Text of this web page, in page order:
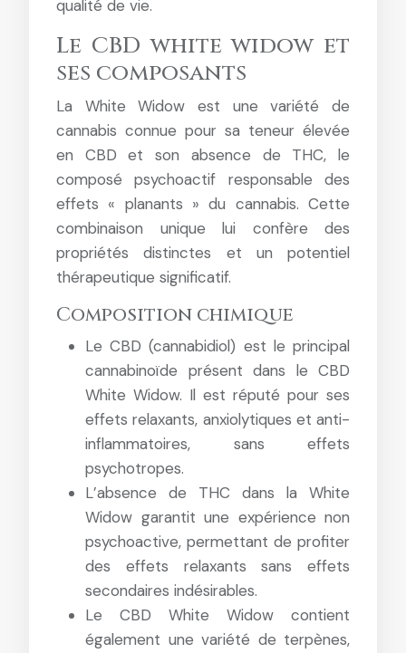
qualité de vie.
Le CBD white widow et
ses composants
La White Widow est une variété de
cannabis connue pour sa teneur élevée
en CBD et son absence de THC, le
composé psychoactif responsable des
effets « planants » du cannabis. Cette
combinaison unique lui confère des
propriétés distinctes et un potentiel
thérapeutique significatif.
Composition chimique
Le CBD (cannabidiol) est le principal
cannabinoïde présent dans le CBD
White Widow. Il est réputé pour ses
effets relaxants, anxiolytiques et anti-
inflammatoires, sans effets
psychotropes.
L’absence de THC dans la White
Widow garantit une expérience non
psychoactive, permettant de profiter
des effets relaxants sans effets
secondaires indésirables.
Le CBD White Widow contient
également une variété de terpènes,